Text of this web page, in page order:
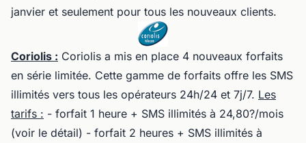
janvier et seulement pour tous les nouveaux clients.
Coriolis : Coriolis a mis en place 4 nouveaux forfaits
en série limitée. Cette gamme de forfaits offre les SMS
illimités vers tous les opérateurs 24h/24 et 7j/7. Les
tarifs : - forfait 1 heure + SMS illimités à 24,80?/mois
(voir le détail) - forfait 2 heures + SMS illimités à